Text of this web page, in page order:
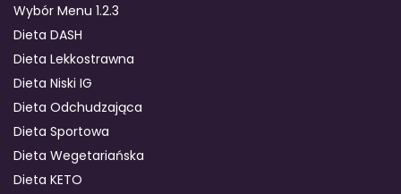
Wybór Menu 1.2.3
Dieta DASH
Dieta Lekkostrawna
Dieta Niski IG
Dieta Odchudzająca
Dieta Sportowa
Dieta Wegetariańska
Dieta KETO